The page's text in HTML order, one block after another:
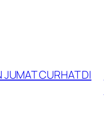
JUMAT CURHAT DI